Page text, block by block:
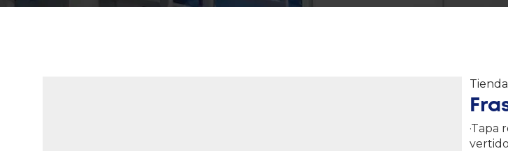
Tienda
·Tapa